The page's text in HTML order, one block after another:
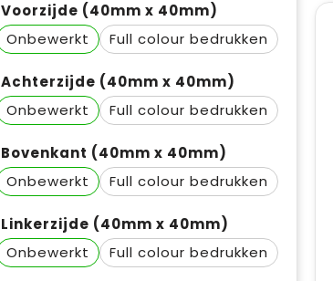
Voorzijde (40mm x 40mm)
Onbewerkt
Full colour
Achterzijde (40mm x 40mm)
Onbewerkt
Full colour
Bovenkant (40mm x 40mm)
Onbewerkt
Full colour
Linkerzijde (40mm x 40mm)
Onbewerkt
Full colour